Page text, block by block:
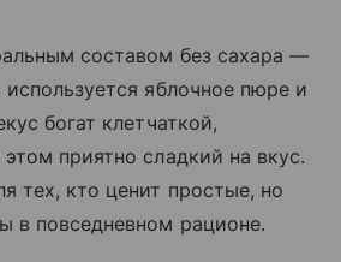
составом без сахара —
используется яблочное пюре и
богат клетчаткой,
приятно сладкий на вкус.
тех, кто ценит простые, но
в повседневном рационе.